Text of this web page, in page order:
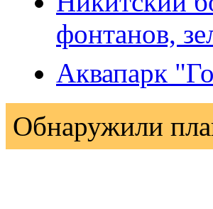
фонтанов,
Аквапарк
Обнаружили